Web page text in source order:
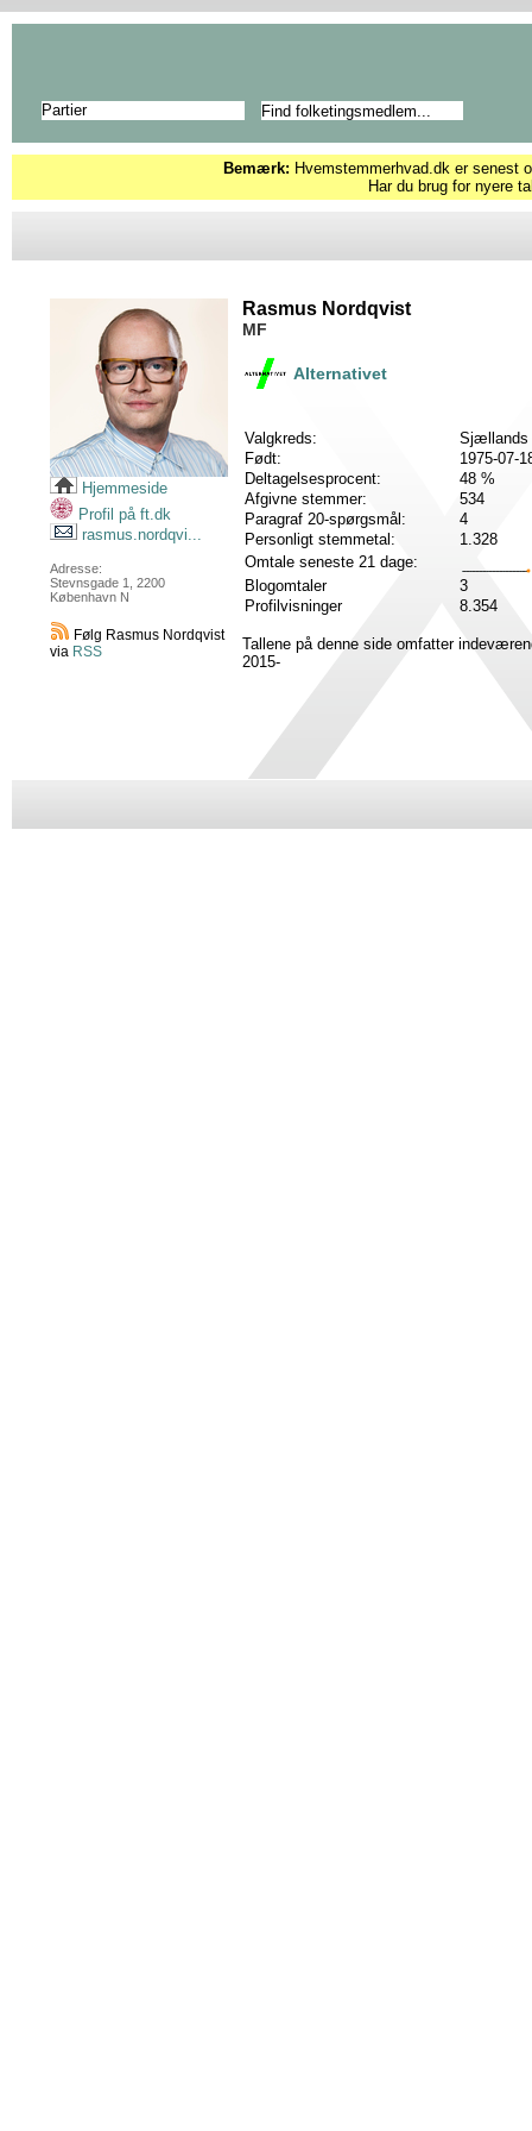
Partier
Bemærk: Hvemstemmerhvad.dk er senest
Har du brug for nyere
Hjemmeside
Profil på ft.dk
rasmus.nordqvi...
Adresse:
Stevnsgade 1, 2200
København N
Følg Rasmus Nordqvist
via RSS
Rasmus Nordqvist
MF
Alternativet
Valgkreds:
Sjællands
Født:
1975-07-
Deltagelsesprocent:
48 %
Afgivne stemmer:
534
Paragraf 20-spørgsmål:
4
Personligt stemmetal:
1.328
Omtale seneste 21 dage:
Blogomtaler
3
Profilvisninger
8.354
Tallene på denne side omfatter
2015-